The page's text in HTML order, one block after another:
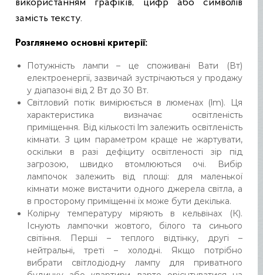
використанням графіків, цифр або символів
замість тексту.
Розглянемо основні критерії:
Потужність лампи – це споживані Вати (Вт)
електроенергії, зазвичай зустрічаються у продажу
у діапазоні від 2 Вт до 30 Вт.
Світловий потік вимірюється в люменах (lm). Ця
характеристика визначає освітленість
приміщення. Від кількості lm залежить освітленість
кімнати. З цим параметром краще не жартувати,
оскільки в разі дефіциту освітленості зір під
загрозою, швидко втомлюються очі. Вибір
лампочок залежить від площі: для маленької
кімнати може вистачити одного джерела світла, а
в просторому приміщенні їх може бути декілька.
Колірну температуру міряють в кельвінах (К).
Існують лампочки жовтого, білого та синього
світіння. Перші – теплого відтінку, другі –
нейтральні, треті – холодні. Якщо потрібно
вибрати світлодіодну лампу для приватного